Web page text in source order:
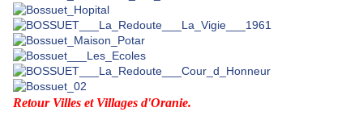
Retour Villes et Villages d'Oranie.